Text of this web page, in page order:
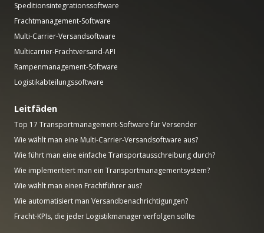
Speditionsintegrationssoftware
Frachtmanagement-Software
Multi-Carrier-Versandsoftware
Multicarrier-Frachtversand-API
Rampenmanagement-Software
Logistikabteilungssoftware
Leitfäden
Top 17 Transportmanagement-Software für Versender
Wie wählt man eine Multi-Carrier-Versandsoftware aus?
Wie führt man eine einfache Transportausschreibung durch?
Wie implementiert man ein Transportmanagementsystem?
Wie wählt man einen Frachtführer aus?
Wie automatisiert man Versandbenachrichtigungen?
Fracht-KPIs, die jeder Logistikmanager verfolgen sollte